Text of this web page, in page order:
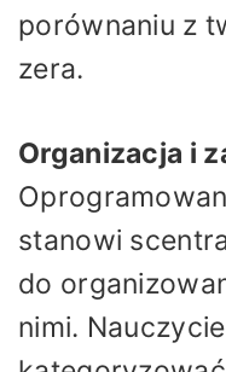
porównaniu z
zera.
Organizacja i
stanowi
do
nimi.